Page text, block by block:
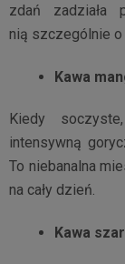
zdań zadziała
nią szczególnie o
Kawa
Kiedy
intensywną
To niebanalna
na cały dzień.
Kawa